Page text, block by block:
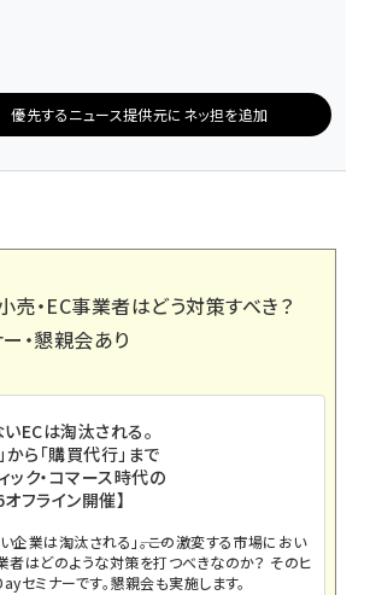
優先するニュース提供元にネッ担を追加
売・EC事業者はどう対策すべき？
・懇親会あり
ECは淘汰される。
から「購買代行」まで
ック・コマース時代の
フライン開催】
企業は淘汰される」――。この激変する市場におい
者はどのような対策を打つべきなのか？ そのヒ
セミナーです。懇親会も実施します。